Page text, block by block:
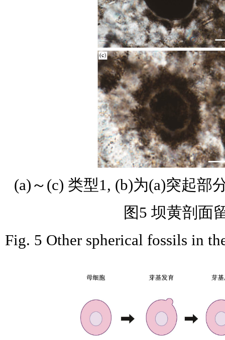
(a)～(c) 类型1, (b)为(a)突起部
图5 坝黄剖面
Fig. 5 Other spherical fossils in